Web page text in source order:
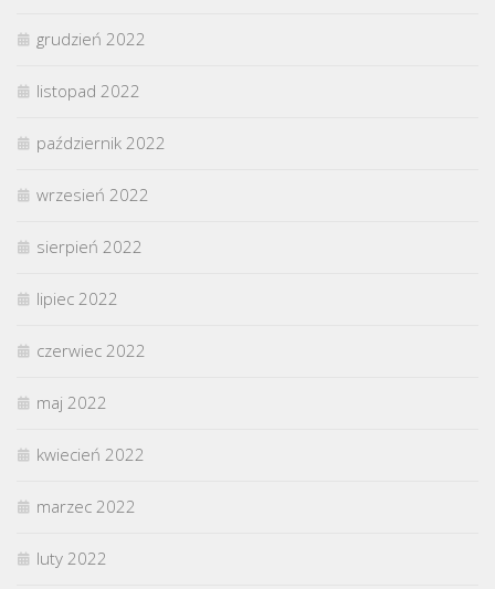
grudzień 2022
listopad 2022
październik 2022
wrzesień 2022
sierpień 2022
lipiec 2022
czerwiec 2022
maj 2022
kwiecień 2022
marzec 2022
luty 2022